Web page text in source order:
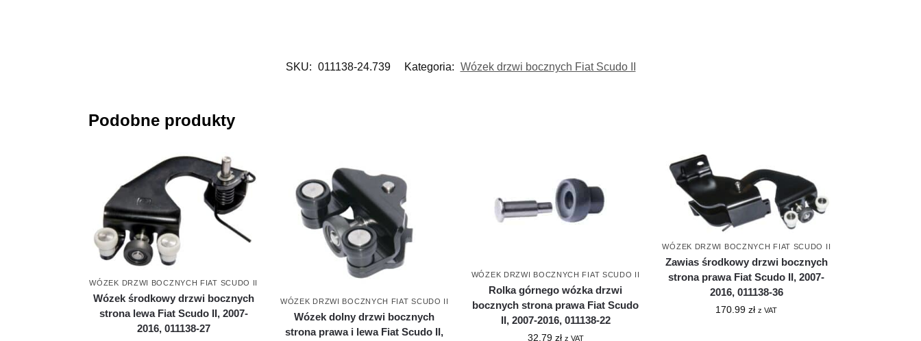
SKU: 011138-24.739 Kategoria: Wózek drzwi bocznych Fiat Scudo II
Podobne produkty
WÓZEK DRZWI BOCZNYCH FIAT SCUDO II
Wózek środkowy drzwi bocznych
strona lewa Fiat Scudo II, 2007-
2016, 011138-27
WÓZEK DRZWI BOCZNYCH FIAT SCUDO II
Wózek dolny drzwi bocznych
strona prawa i lewa Fiat Scudo II,
WÓZEK DRZWI BOCZNYCH FIAT SCUDO II
Rolka górnego wózka drzwi
bocznych strona prawa Fiat Scudo
II, 2007-2016, 011138-22
32.79 zł z VAT
WÓZEK DRZWI BOCZNYCH FIAT SCUDO II
Zawias środkowy drzwi bocznych
strona prawa Fiat Scudo II, 2007-
2016, 011138-36
170.99zł z VAT